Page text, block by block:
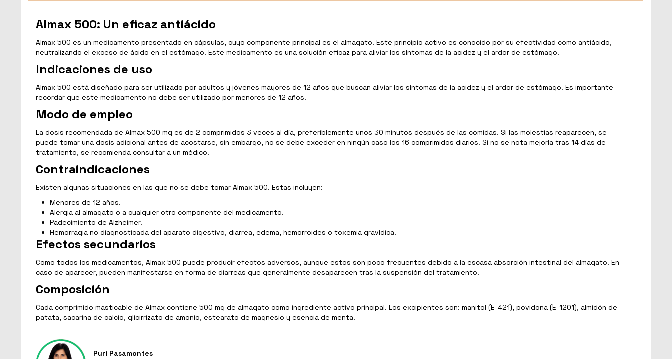
Almax 500: Un eficaz antiácido
Almax 500 es un medicamento presentado en cápsulas, cuyo componente principal es el almagato. Este principio activo es conocido por su efectividad como antiácido,
neutralizando el exceso de ácido en el estómago. Este medicamento es una solución eficaz para aliviar los síntomas de la acidez y el ardor de estómago.
Indicaciones de uso
Almax 500 está diseñado para ser utilizado por adultos y jóvenes mayores de 12 años que buscan aliviar los síntomas de la acidez y el ardor de estómago. Es importante
recordar que este medicamento no debe ser utilizado por menores de 12 años.
Modo de empleo
La dosis recomendada de Almax 500 mg es de 2 comprimidos 3 veces al día, preferiblemente unos 30 minutos después de las comidas. Si las molestias reaparecen, se
puede tomar una dosis adicional antes de acostarse, sin embargo, no se debe exceder en ningún caso los 16 comprimidos diarios. Si no se nota mejoría tras 14 días de
tratamiento, se recomienda consultar a un médico.
Contraindicaciones
Existen algunas situaciones en las que no se debe tomar Almax 500. Estas incluyen:
Menores de 12 años.
Alergia al almagato o a cualquier otro componente del medicamento.
Padecimiento de Alzheimer.
Hemorragia no diagnosticada del aparato digestivo, diarrea, edema, hemorroides o toxemia gravídica.
Efectos secundarios
Como todos los medicamentos, Almax 500 puede producir efectos adversos, aunque estos son poco frecuentes debido a la escasa absorción intestinal del almagato. En
caso de aparecer, pueden manifestarse en forma de diarreas que generalmente desaparecen tras la suspensión del tratamiento.
Composición
Cada comprimido masticable de Almax contiene 500 mg de almagato como ingrediente activo principal. Los excipientes son: manitol (E-421), povidona (E-1201), almidón de
patata, sacarina de calcio, glicirrizato de amonio, estearato de magnesio y esencia de menta.
Puri Pasamontes